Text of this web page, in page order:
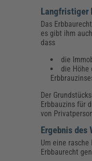
Langfristiger
Das
es gibt ihm
dass
die
die Höhe
Der
Erbbauzins für
von
Ergebnis des
Um eine
Erbbaurecht